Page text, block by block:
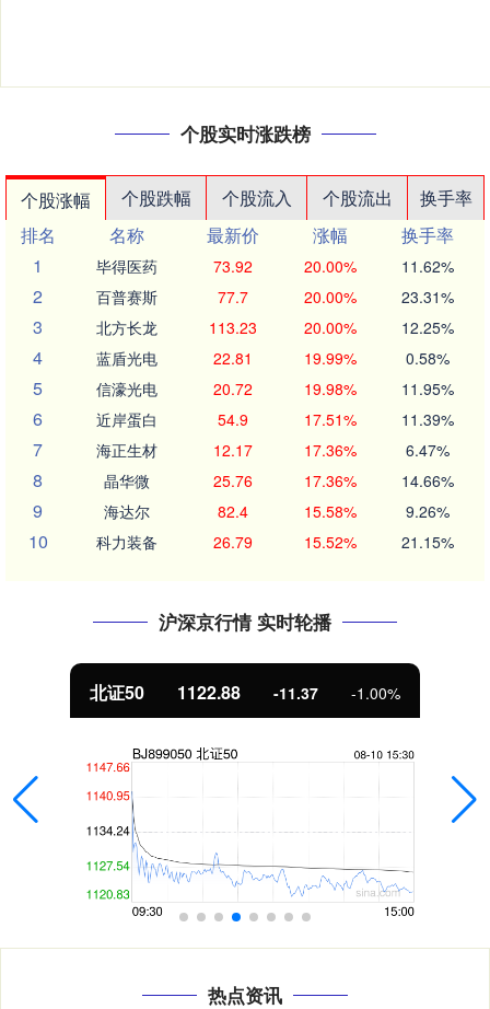
个股实时涨跌榜
个股涨幅 个股跌幅 个股流入 个股流出
换手率
排名
名称 最新价 涨幅
换手率
1
毕得医药 73.92 20.00% 11.62%
2 百普赛斯 77.7 20.00% 23.31%
3 北方长龙 113.23 20.00% 12.25%
4 蓝盾光电 22.81 19.99% 0.58%
5 信濠光电 20.72 19.98% 11.95%
6 近岸蛋白 54.9 17.51% 11.39%
7 海正生材 12.17 17.36% 6.47%
8 晶华微 25.76 17.36% 14.66%
9 海达尔 82.4 15.58% 9.26%
10 科力装备 26.79 15.52% 21.15%
沪深京行情 实时轮播
北证50 1122.88 -11.37 -1.00%
热点资讯